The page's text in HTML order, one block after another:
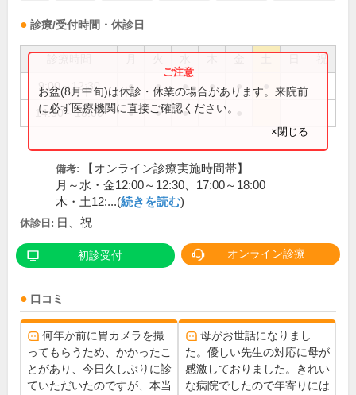
診療/受付時間・休診日
祝
9:00～12:30 ● ● ● ● ●
14:30～18:00 ● ● ●
お盆(8月中旬)は休診・休業の場合があります。来院前
に必ず医療機関に直接ご確認ください。
×閉じる
備考:
【オンライン診療実施時間帯】
月～水・金12:00～12:30、17:00～18:00
木・土12:...(続きを読む)
休診日: 日、祝
初診受付 オンライン診療
口コミ
何年か前に胃カメラを撮
ってもらうため、かかったこ
とがあり、今日久しぶりに診
ていただいたのですが、本当
母がお世話になりまし
た。優しい先生の対応に母が
感激しておりました。きれい
な病院でしたので年寄りには